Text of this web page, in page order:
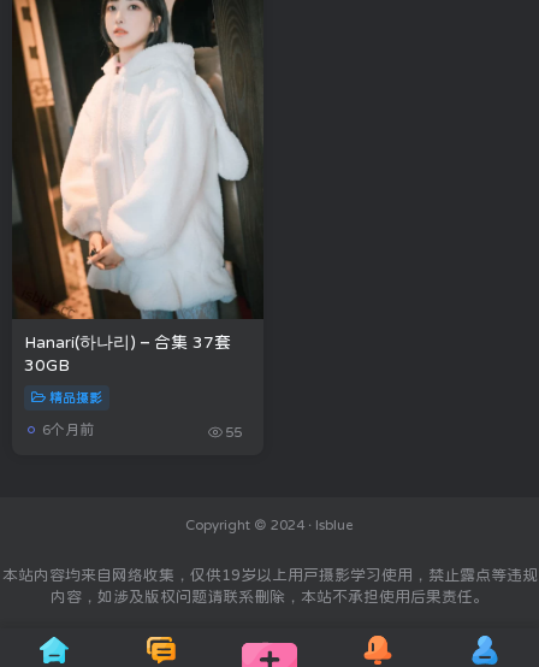
Hanari(하나리) – 合集 37套
30GB
精品摄影
6个月前 55
Copyright © 2024 · Isblue
本站内容均来自网络收集，仅供19岁以上用户摄影学习使用，禁止露点等违规
内容，如涉及版权问题请联系删除，本站不承担使用后果责任。